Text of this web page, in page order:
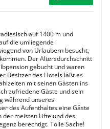
auf 1400 m und
die umliegende
von Urlaubern besucht,
Der Altersdurchschnitt
gebucht und waren
Besitzer des Hotels läßt es
mit seinen Gästen ins
zufriedene Gäste und sein
während unseres
des Aufenthaltes eine Gäste
der meisten Lifte und des
berechtigt. Tolle Sache!